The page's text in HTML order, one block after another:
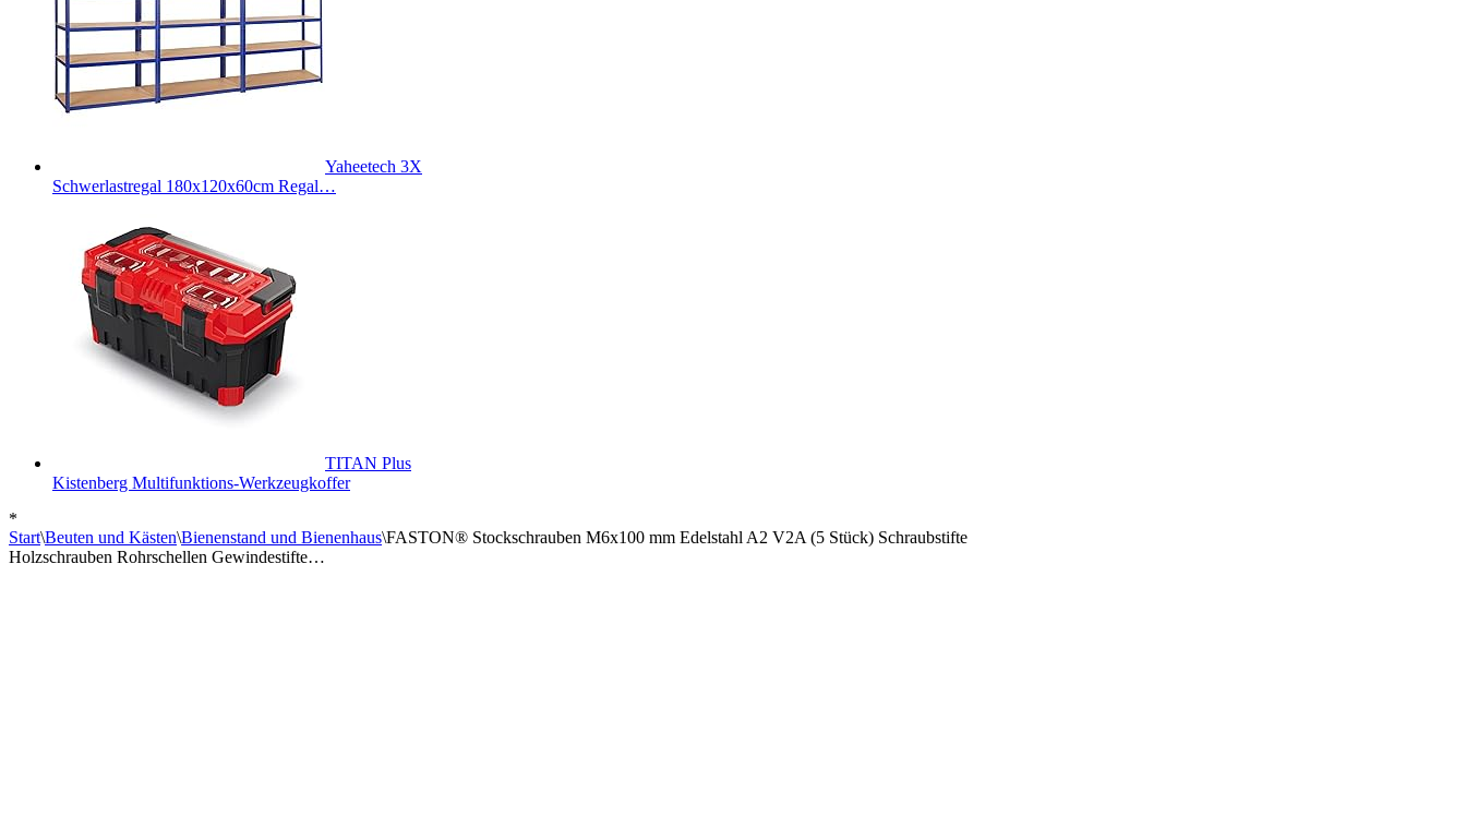
Yaheetech 3X
Schwerlastregal 180x120x60cm Regal…
TITAN Plus
Kistenberg Multifunktions-Werkzeugkoffer
*
Start\Beuten und Kästen\Bienenstand und Bienenhaus\FASTON® Stockschrauben M6x100 mm Edelstahl A2 V2A (5 Stück) Schraubstifte
Holzschrauben Rohrschellen Gewindestifte…